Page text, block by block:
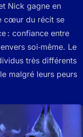
Nick gagne en
cœur du récit se
: confiance entre
soi‑même. Le
très différents
malgré leurs peurs